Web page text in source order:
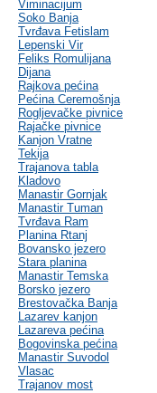
Viminacijum
Soko Banja
Tvrđava Fetislam
Lepenski Vir
Feliks Romulijana
Dijana
Rajkova pećina
Pećina Ceremošnja
Rogljevačke pivnice
Rajačke pivnice
Kanjon Vratne
Tekija
Trajanova tabla
Kladovo
Manastir Gornjak
Manastir Tuman
Tvrđava Ram
Planina Rtanj
Bovansko jezero
Stara planina
Manastir Temska
Borsko jezero
Brestovačka Banja
Lazarev kanjon
Lazareva pećina
Bogovinska pećina
Manastir Suvodol
Vlasac
Trajanov most